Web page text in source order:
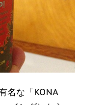
名な「KONA